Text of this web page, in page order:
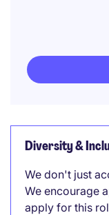
Diversity &
We don't just
We encourage
apply for this